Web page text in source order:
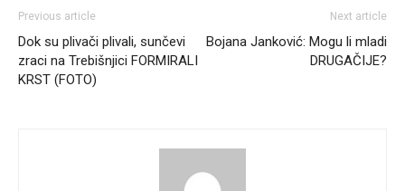
Previous article
Dok su plivači plivali, sunčevi
zraci na Trebišnjici FORMIRALI
KRST (FOTO)
Next article
Bojana Janković: Mogu li mladi
DRUGAČIJE?